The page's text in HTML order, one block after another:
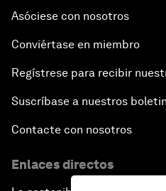
Asóciese con nosotros
Conviértase en miembro
Regístrese para recibir
Suscríbase a nuestros
Contacte con nosotros
Enlaces directos